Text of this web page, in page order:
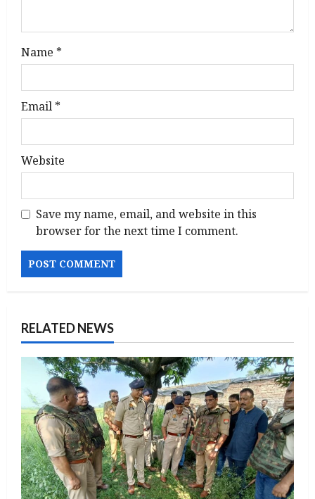
n
Name *
Email *
Website
Save my name, email, and website in this
browser for the next time I comment.
RELATED NEWS